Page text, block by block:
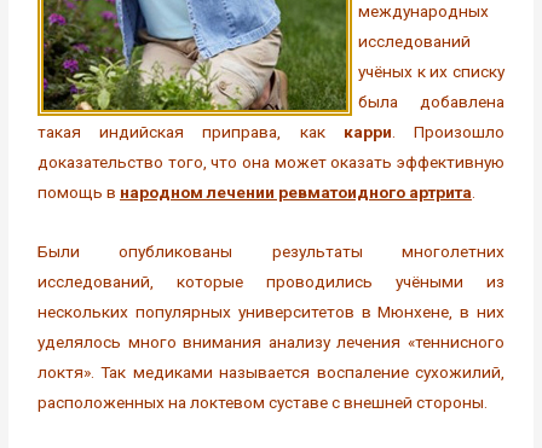
международных
исследований
учёных к их списку
была добавлена
такая индийская приправа, как карри . Произошло
доказательство того, что она может оказать эффективную
помощь в народном лечении ревматоидного артрита
Были опубликованы результаты многолетних
исследований, которые проводились учёными из
нескольких популярных университетов в Мюнхене, в них
уделялось много внимания анализу лечения «теннисного
локтя». Так медиками называется воспаление сухожилий,
расположенных на локтевом суставе с внешней стороны.